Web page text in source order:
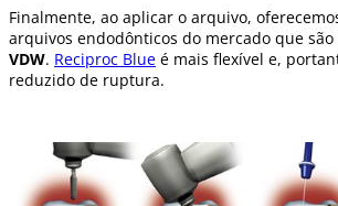
Finalmente, ao aplicar o arquivo,
arquivos endodônticos do mercado que são
VDW. Reciproc Blue é mais flexível e,
reduzido de ruptura.